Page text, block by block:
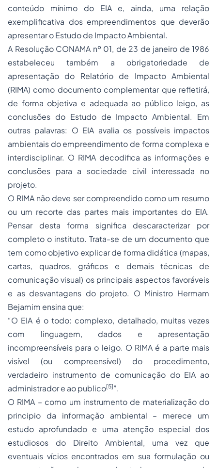
conteúdo mínimo do EIA e, ainda, uma relação
exemplificativa dos empreendimentos que deverão
apresentar o Estudo de Impacto Ambiental.
A Resolução CONAMA nº 01, de 23 de janeiro de 1986
estabeleceu também a obrigatoriedade de
apresentação do Relatório de Impacto Ambiental
(RIMA) como documento complementar que refletirá,
de forma objetiva e adequada ao público leigo, as
conclusões do Estudo de Impacto Ambiental. Em
outras palavras: O EIA avalia os possíveis impactos
ambientais do empreendimento de forma complexa e
interdisciplinar. O RIMA decodifica as informações e
conclusões para a sociedade civil interessada no
projeto.
O RIMA não deve ser compreendido como um resumo
ou um recorte das partes mais importantes do EIA.
Pensar desta forma significa descaracterizar por
completo o instituto. Trata-se de um documento que
tem como objetivo explicar de forma didática (mapas,
cartas, quadros, gráficos e demais técnicas de
comunicação visual) os principais aspectos favoráveis
e as desvantagens do projeto. O Ministro Hermam
Bejamim ensina que:
“O EIA é o todo: complexo, detalhado, muitas vezes
com linguagem, dados e apresentação
incompreensíveis para o leigo. O RIMA é a parte mais
visível (ou compreensível) do procedimento,
verdadeiro instrumento de comunicação do EIA ao
administrador e ao publico[5]”.
O RIMA – como um instrumento de materialização do
principio da informação ambiental – merece um
estudo aprofundado e uma atenção especial dos
estudiosos do Direito Ambiental, uma vez que
eventuais vícios encontrados em sua formulação ou